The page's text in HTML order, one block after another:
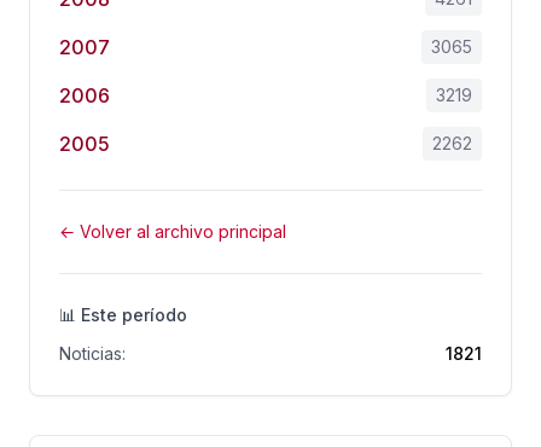
2007 3065
2006 3219
2005 2262
← Volver al archivo principal
📊 Este período
Noticias:
1821